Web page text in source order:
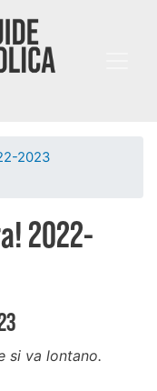
2023
2022-
si va lontano.